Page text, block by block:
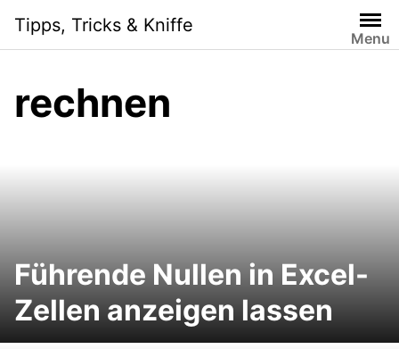
content
Tipps, Tricks & Kniffe
Menu
rechnen
Führende Nullen in Excel-
Zellen anzeigen lassen